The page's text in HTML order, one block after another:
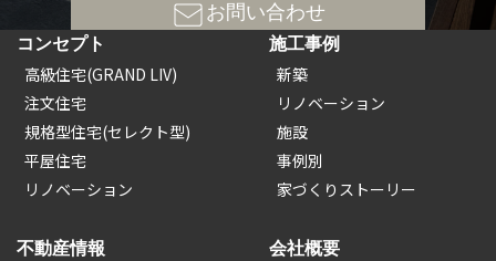
お問い合わせ
コンセプト
高級住宅(GRAND LIV)
注文住宅
規格型住宅(セレクト型)
平屋住宅
リノベーション
施工事例
新築
リノベーション
施設
事例別
家づくりストーリー
不動産情報
会社概要